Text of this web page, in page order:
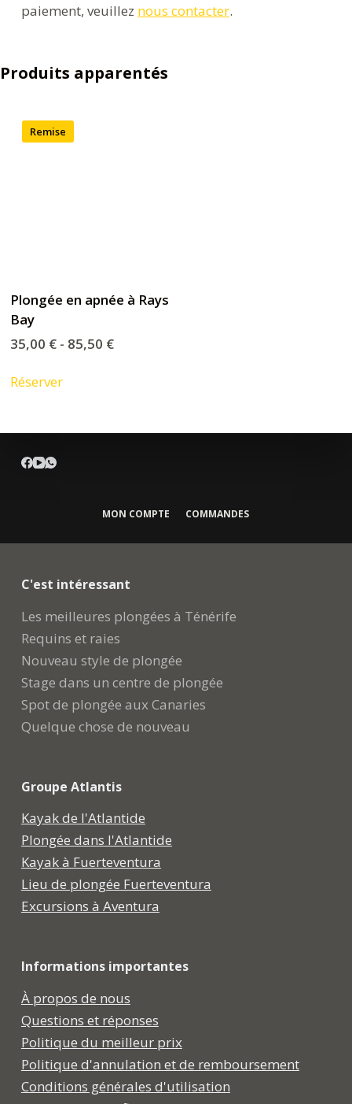
paiement, veuillez nous contacter.
Produits apparentés
Remise
Plongée en apnée à Rays
Bay
35,00 € - 85,50 €
Réserver
MON COMPTE COMMANDES
C'est intéressant
Les meilleures plongées à Ténérife
Requins et raies
Nouveau style de plongée
Stage dans un centre de plongée
Spot de plongée aux Canaries
Quelque chose de nouveau
Groupe Atlantis
Kayak de l'Atlantide
Plongée dans l'Atlantide
Kayak à Fuerteventura
Lieu de plongée Fuerteventura
Excursions à Aventura
Informations importantes
À propos de nous
Questions et réponses
Politique du meilleur prix
Politique d'annulation et de remboursement
Conditions générales d'utilisation